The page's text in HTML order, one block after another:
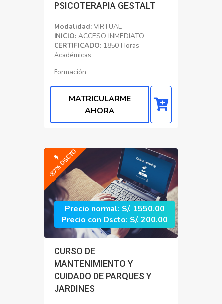
PSICOTERAPIA GESTALT
Modalidad: VIRTUAL
INICIO: ACCESO INMEDIATO
CERTIFICADO: 1850 Horas
Académicas
Formación
MATRICULARME
AHORA
-87% DSCTO
Precio normal: S/. 1550.00
Precio con Dscto: S/. 200.00
CURSO DE
MANTENIMIENTO Y
CUIDADO DE PARQUES Y
JARDINES